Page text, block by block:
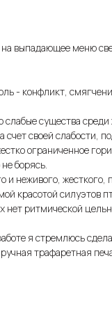
выпадающее меню
- конфликт,
слабые существа среди
своей слабости,
ограниченное
борясь.
и неживого, жесткого,
красотой силуэтов
нет ритмической
я стремлюсь
трафаретная